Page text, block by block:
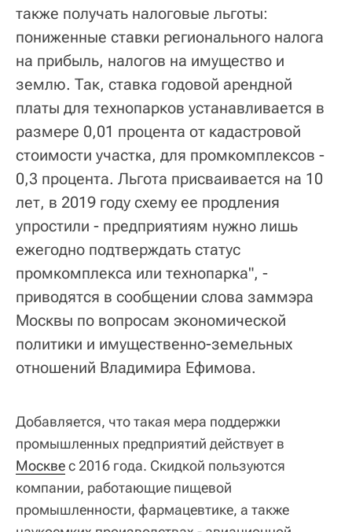
также получать налоговые льготы:
пониженные ставки регионального налога
на прибыль, налогов на имущество и
землю. Так, ставка годовой арендной
платы для технопарков устанавливается в
размере 0,01 процента от кадастровой
стоимости участка, для промкомплексов -
0,3 процента. Льгота присваивается на 10
лет, в 2019 году схему ее продления
упростили - предприятиям нужно лишь
ежегодно подтверждать статус
промкомплекса или технопарка", -
приводятся в сообщении слова заммэра
Москвы по вопросам экономической
политики и имущественно-земельных
отношений Владимира Ефимова.
Добавляется, что такая мера поддержки
промышленных предприятий действует в
Москвес 2016 года. Скидкой пользуются
компании, работающие пищевой
промышленности, фармацевтике, а также